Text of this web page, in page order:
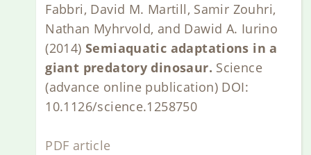
Fabbri, David M. Martill, Samir Zouhri,
Nathan Myhrvold, and Dawid A. Iurino
(2014)Semiaquatic adaptations in a
giant predatory dinosaur. Science
(advance online publication) DOI:
10.1126/science.1258750
PDF article